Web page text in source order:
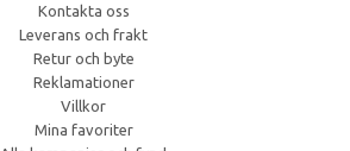
Kontakta oss
Leverans och frakt
Retur och byte
Reklamationer
Villkor
Mina favoriter